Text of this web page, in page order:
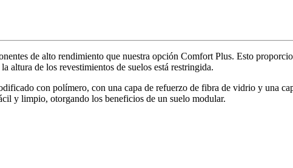
de alto rendimiento que nuestra opción Comfort Plus. Esto
altura de los revestimientos de suelos está restringida.
con polímero, con una capa de refuerzo de fibra de vidrio y una
y limpio, otorgando los beneficios de un suelo modular.